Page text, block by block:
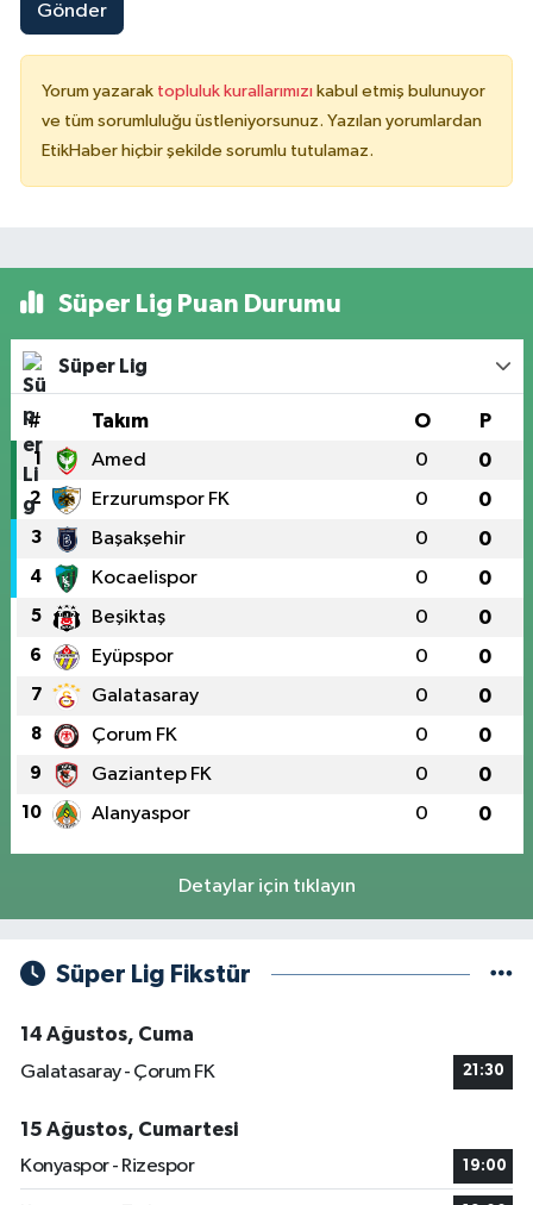
Gönder
Yorum yazarak topluluk kurallarımızı kabul etmiş bulunuyor
ve tüm sorumluluğu üstleniyorsunuz. Yazılan yorumlardan
EtikHaber hiçbir şekilde sorumlu tutulamaz.
Süper Lig Puan Durumu
Süper Lig
# Takım O P
1 Amed 0 0
2 Erzurumspor FK 0 0
3 Başakşehir 0 0
4 Kocaelispor 0 0
5 Beşiktaş 0 0
6 Eyüpspor 0 0
7 Galatasaray 0 0
8 Çorum FK 0 0
9 Gaziantep FK 0 0
10 Alanyaspor 0 0
Detaylar için tıklayın
Süper Lig Fikstür
14 Ağustos, Cuma
Galatasaray - Çorum FK
21:30
15 Ağustos, Cumartesi
Konyaspor - Rizespor
19:00